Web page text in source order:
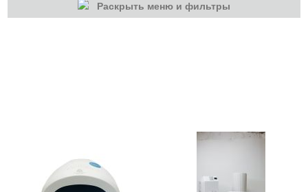
Раскрыть меню и фильтры
Мебель для салонов
Оборудование